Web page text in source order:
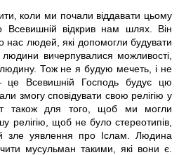
коли ми почали віддавати цьому
Всевишній відкрив нам шлях. Він
нас людей, які допомогли будувати
вичерпувалися можливості,
Тож не я будую мечеть, і не
це Всевишній Господь будує цю
змогу сповідувати свою релігію у
також для того, щоб ми могли
релігію, щоб не було стереотипів,
уявлення про Іслам. Людина
мусульман такими, які вони є.